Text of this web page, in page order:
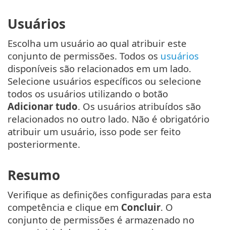
Usuários
Escolha um usuário ao qual atribuir este
conjunto de permissões. Todos os usuários
disponíveis são relacionados em um lado.
Selecione usuários específicos ou selecione
todos os usuários utilizando o botão
Adicionar tudo. Os usuários atribuídos são
relacionados no outro lado. Não é obrigatório
atribuir um usuário, isso pode ser feito
posteriormente.
Resumo
Verifique as definições configuradas para esta
competência e clique em Concluir. O
conjunto de permissões é armazenado no